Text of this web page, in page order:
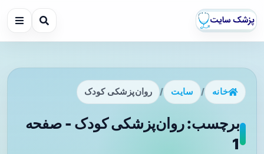
خانه / سایت / روان‌پزشکی کودک
برچسب: روان‌پزشکی کودک - صفحه
1